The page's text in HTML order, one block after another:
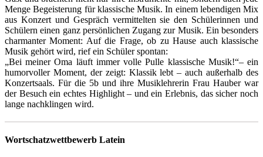
Menge Begeisterung für klassische Musik. In einem lebendigen Mix
aus Konzert und Gespräch vermittelten sie den Schülerinnen und
Schülern einen ganz persönlichen Zugang zur Musik. Ein besonders
charmanter Moment: Auf die Frage, ob zu Hause auch klassische
Musik gehört wird, rief ein Schüler spontan:
„Bei meiner Oma läuft immer volle Pulle klassische Musik!“– ein
humorvoller Moment, der zeigt: Klassik lebt – auch außerhalb des
Konzertsaals. Für die 5b und ihre Musiklehrerin Frau Hauber war
der Besuch ein echtes Highlight – und ein Erlebnis, das sicher noch
lange nachklingen wird.
Wortschatzwettbewerb Latein